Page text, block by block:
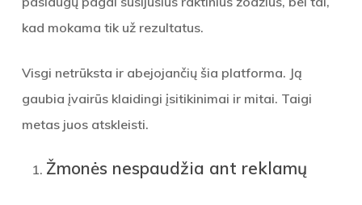
kad mokama tik už rezultatus.
Visgi netrūksta ir abejojančių šia platforma. Ją
gaubia įvairūs klaidingi įsitikinimai ir mitai. Taigi
metas juos atskleisti.
Žmonės nespaudžia ant reklamų